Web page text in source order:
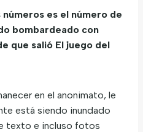
es el número de
bombardeado con
que salió El juego del
en el anonimato, le
está siendo inundado
texto e incluso fotos